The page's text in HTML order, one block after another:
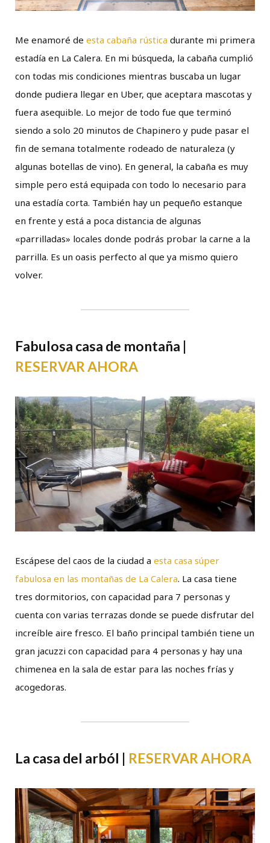
Me enamoré de esta cabaña rústica durante mi primera
estadía en La Calera. En mi búsqueda, la cabaña cumplió
con todas mis condiciones mientras buscaba un lugar
donde pudiera llegar en Uber, que aceptara mascotas y
fuera asequible. Lo mejor de todo fue que terminó
siendo a solo 20 minutos de Chapinero y pude pasar el
fin de semana totalmente rodeado de naturaleza (y
algunas botellas de vino). En general, la cabaña es muy
simple pero está equipada con todo lo necesario para
una estadía corta. También hay un pequeño estanque
en frente y está a poca distancia de algunas
«parrilladas» locales donde podrás probar la carne a la
parrilla. Es un oasis perfecto al que ya mismo quiero
volver.
Fabulosa casa de montaña |
RESERVAR AHORA
Escápese del caos de la ciudad a esta casa súper
fabulosa en las montañas de La Calera. La casa tiene
tres dormitorios, con capacidad para 7 personas y
cuenta con varias terrazas donde se puede disfrutar del
increíble aire fresco. El baño principal también tiene un
gran jacuzzi con capacidad para 4 personas y hay una
chimenea en la sala de estar para las noches frías y
acogedoras.
La casa del arból | RESERVAR AHORA